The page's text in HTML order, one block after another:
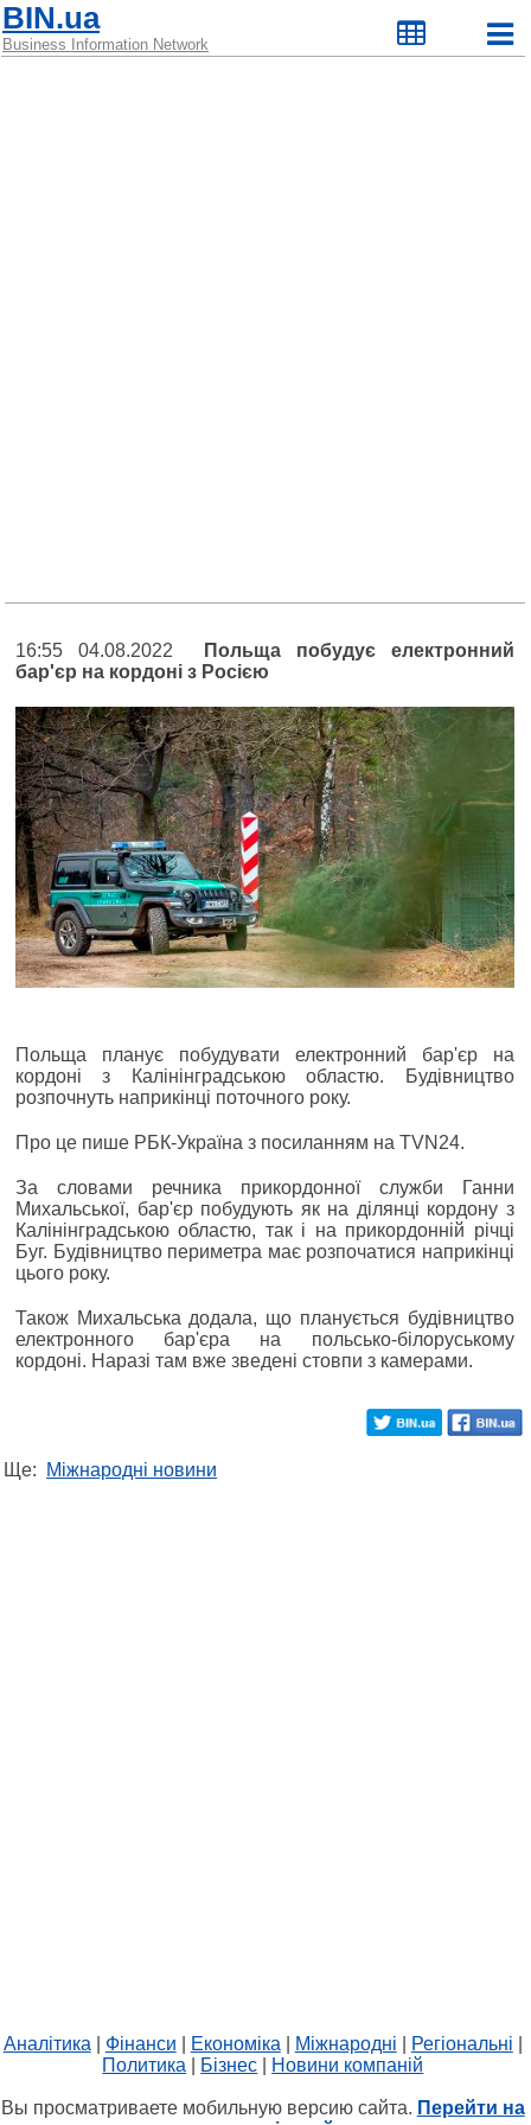
BIN.ua
Business Information Network
16:55 04.08.2022
Польща побудує електронний
бар'єр на кордоні з Росією
Польща планує побудувати електронний бар'єр на
кордоні з Калінінградською областю. Будівництво
розпочнуть наприкінці поточного року.
Про це пише РБК-Україна з посиланням на TVN24.
За словами речника прикордонної служби Ганни
Михальської, бар'єр побудують як на ділянці кордону з
Калінінградською областю, так і на прикордонній річці
Буг. Будівництво периметра має розпочатися наприкінці
цього року.
Також Михальська додала, що планується будівництво
електронного бар'єра на польсько-білоруському
кордоні. Наразі там вже зведені стовпи з камерами.
Ще: Міжнародні новини
Аналітика Фінанси Економіка Міжнародні Регіональні
Политика
Бізнес Новини компаній
Вы просматриваете мобильную версию сайта. Перейти на